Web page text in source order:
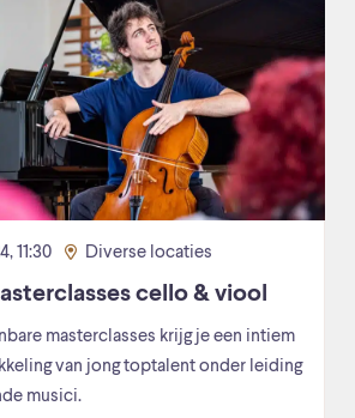
11:30 Diverse locaties
cello & viool
masterclasses krijg je een intiem
van jong toptalent onder leiding
musici.